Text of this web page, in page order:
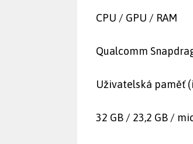
CPU / GPU / RAM
Qualcomm
Uživatelská paměť
32 GB / 23,2 GB /